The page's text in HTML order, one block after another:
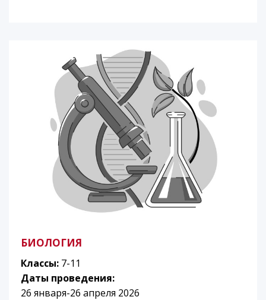
БИОЛОГИЯ
Классы: 7-11
Даты проведения:
26 января-26 апреля 2026